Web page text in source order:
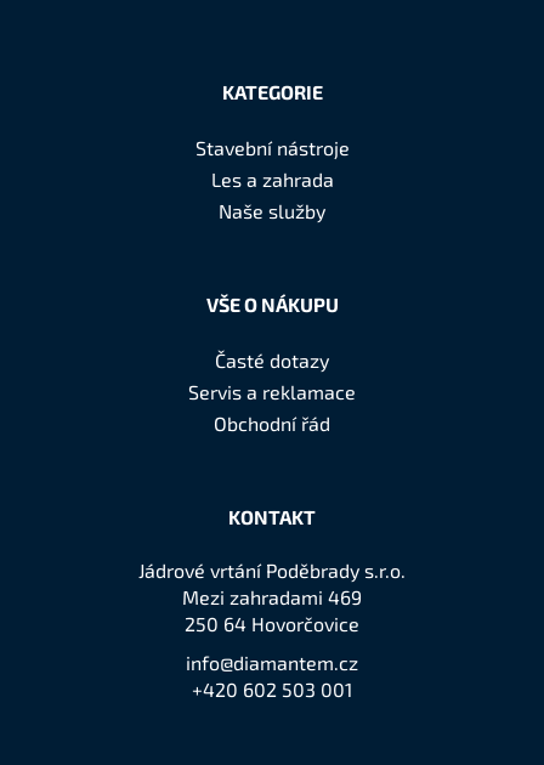
KATEGORIE
Stavební nástroje
Les a zahrada
Naše služby
VŠE O NÁKUPU
Časté dotazy
Servis a reklamace
Obchodní řád
KONTAKT
Jádrové vrtání Poděbrady s.r.o.
Mezi zahradami 469
250 64 Hovorčovice
info@diamantem.cz
+420 602 503 001